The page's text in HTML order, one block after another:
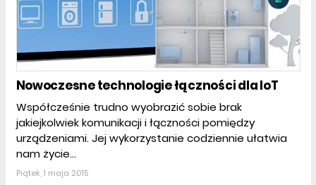
Nowoczesne technologie łączności dla IoT
Współcześnie trudno wyobrazić sobie brak
jakiejkolwiek komunikacji i łączności pomiędzy
urządzeniami. Jej wykorzystanie codziennie ułatwia
nam życie...
Piątek, 1 maja 2015